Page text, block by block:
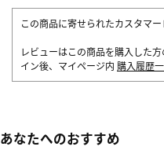
この商品に寄せられたカスタマー
レビューはこの商品を購入した
イン後、マイページ内 購入履歴
あなたへのおすすめ